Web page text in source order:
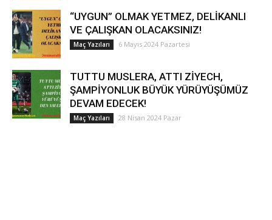
“UYGUN” OLMAK YETMEZ, DELİKANLI
VE ÇALIŞKAN OLACAKSINIZ!
Maç Yazıları 6 Mayıs 2024 Pazartesi
TUTTU MUSLERA, ATTI ZİYECH,
ŞAMPİYONLUK BÜYÜK YÜRÜYÜŞÜMÜZ
DEVAM EDECEK!
Maç Yazıları 28 Nisan 2024 Pazar